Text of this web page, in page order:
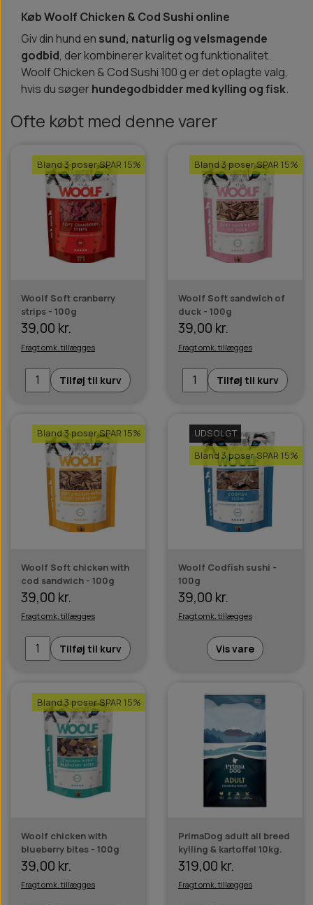
Køb Woolf Chicken & Cod Sushi online
Giv din hund en sund, naturlig og velsmagende
godbid, der kombinerer kvalitet og funktionalitet.
Woolf Chicken & Cod Sushi 100 g er det oplagte valg,
hvis du søgerhundegodbidder med kylling og fisk.
Ofte købt med denne varer
Bland 3 poser SPAR 15%
Woolf Soft cranberry
strips - 100g
39,00 kr.
Fragt omk. tillægges
Tilføj til kurv
Bland 3 poser SPAR 15%
Woolf Soft sandwich of
duck - 100g
39,00 kr.
Fragt omk. tillægges
Tilføj til kurv
Bland 3 poser SPAR 15%
Woolf Soft chicken with
cod sandwich - 100g
39,00 kr.
Fragt omk. tillægges
Tilføj til kurv
UDSOLGT
Bland 3 poser SPAR 15%
Woolf Codfish sushi -
100g
39,00 kr.
Fragt omk. tillægges
Vis vare
Bland 3 poser SPAR 15%
Woolf chicken with
blueberry bites - 100g
39,00 kr.
Fragt omk. tillægges
PrimaDog adult all breed
kylling & kartoffel 10kg.
319,00 kr.
Fragt omk. tillægges